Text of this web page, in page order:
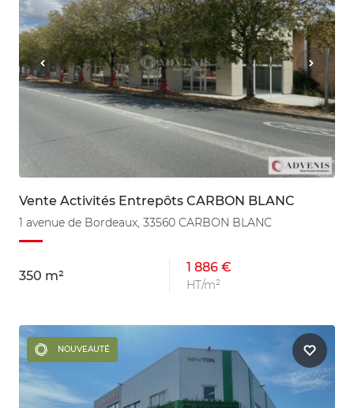
Vente Activités Entrepôts CARBON BLANC
1 avenue de Bordeaux, 33560 CARBON BLANC
350 m²
1 886 €
HT/m²
NOUVEAUTÉ